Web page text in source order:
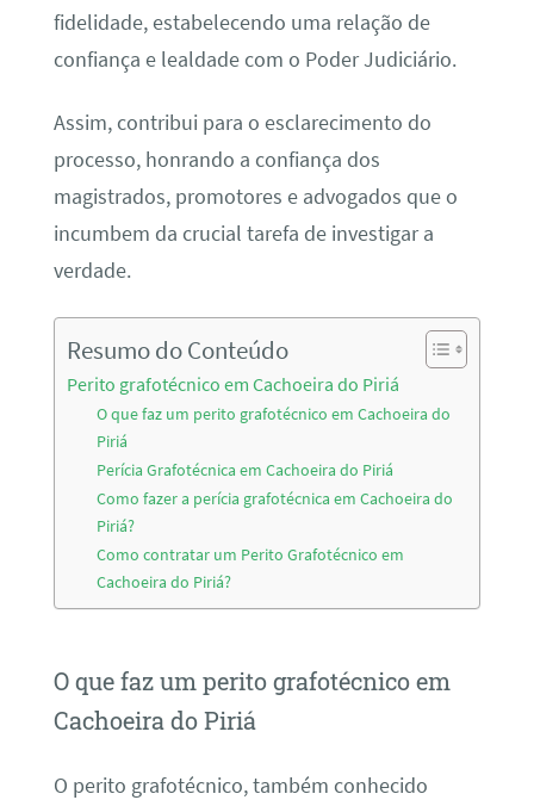
fidelidade, estabelecendo uma relação de
confiança e lealdade com o Poder Judiciário.
Assim, contribui para o esclarecimento do
processo, honrando a confiança dos
magistrados, promotores e advogados que o
incumbem da crucial tarefa de investigar a
verdade.
Resumo do Conteúdo
Perito grafotécnico em Cachoeira do Piriá
O que faz um perito grafotécnico em Cachoeira do
Piriá
Perícia Grafotécnica em Cachoeira do Piriá
Como fazer a perícia grafotécnica em Cachoeira do
Piriá?
Como contratar um Perito Grafotécnico em
Cachoeira do Piriá?
O que faz um perito grafotécnico em
Cachoeira do Piriá
O perito grafotécnico, também conhecido